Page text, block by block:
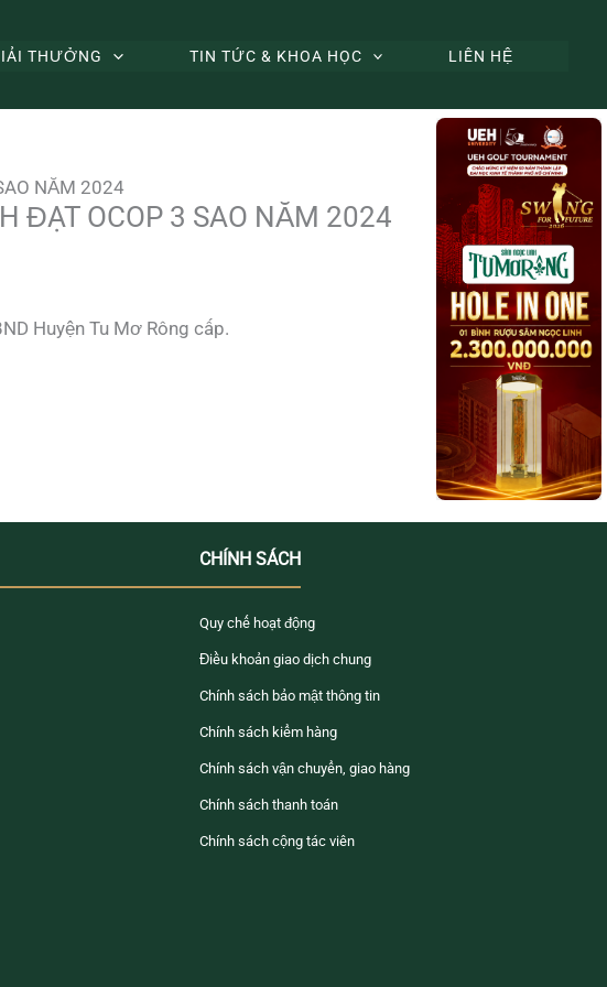
THƯỞNG TIN TỨC & KHOA HỌC LIÊN HỆ
NĂM 2024
ĐẠT OCOP 3 SAO NĂM 2024
Huyện Tu Mơ Rông cấp.
CHÍNH SÁCH
Quy chế hoạt động
Điều khoản giao dịch chung
Chính sách bảo mật thông tin
Chính sách kiểm hàng
Chính sách vận chuyển, giao hàng
Chính sách thanh toán
Chính sách cộng tác viên